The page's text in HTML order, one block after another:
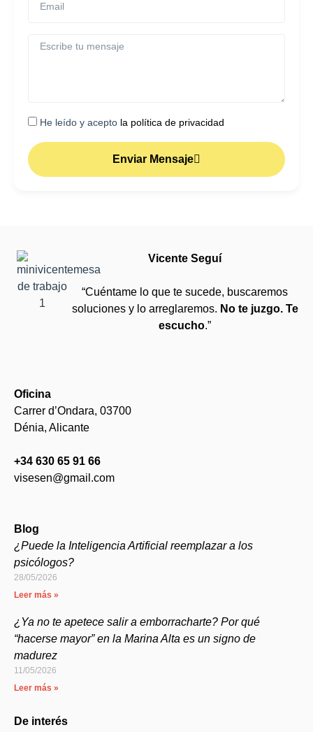
He leído y acepto la política de privacidad
Enviar Mensaje
Vicente Seguí
“Cuéntame lo que te sucede, buscaremos
soluciones y lo arreglaremos. No te juzgo. Te
escucho.”
Oficina
Carrer d’Ondara, 03700
Dénia, Alicante
+34 630 65 91 66
visesen@gmail.com
Blog
¿Puede la Inteligencia Artificial reemplazar a los
psicólogos?
28/05/2026
Leer más »
¿Ya no te apetece salir a emborracharte? Por qué
“hacerse mayor” en la Marina Alta es un signo de
madurez
11/05/2026
Leer más »
De interés